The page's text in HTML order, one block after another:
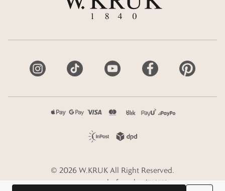
© 2026 W.KRUK All Right Reserved.
e-commerce platform by